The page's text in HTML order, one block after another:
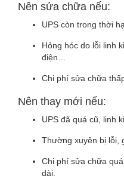
Nên sửa chữa nếu:
UPS còn trong thời
Hỏng hóc do lỗi linh
điện…
Chi phí sửa chữa
Nên thay mới nếu:
UPS đã quá cũ, linh
Thường xuyên bị lỗi,
Chi phí sửa chữa
dài.